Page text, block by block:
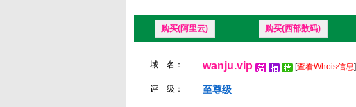
购买(阿里云) 购买(西部数码)
域 名： wanju.vip [查看Whois信息]
评 级： 至尊级